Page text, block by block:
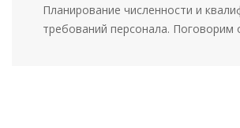
Планирование численности и
требований персонала. Поговорим